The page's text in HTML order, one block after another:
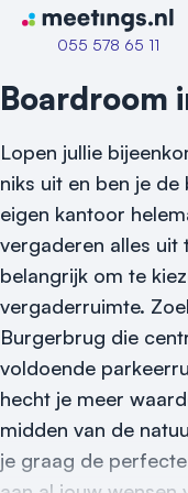
Naar home van
055 578 65 11
Vraag
Locatiegids
Boardroom
Lopen jullie
niks uit en ben je
eigen kantoor
vergaderen alles uit
belangrijk om te
vergaderruimte.
Burgerbrug die
voldoende
hecht je meer
midden van de
je graag de